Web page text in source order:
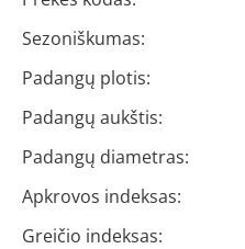
Sezoniškumas:
Padangų plotis:
Padangų aukštis:
Padangų diametras:
Apkrovos indeksas:
Greičio indeksas: